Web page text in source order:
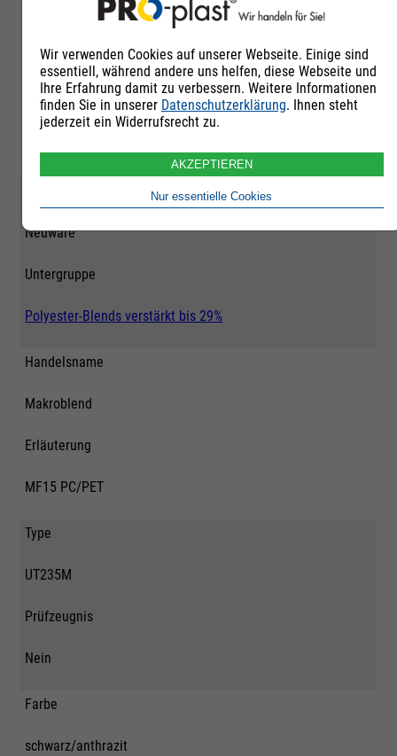
Artikelnummer
258429
Rohstoffgruppe
Neuware
Untergruppe
Polyester-Blends verstärkt bis 29%
Handelsname
Makroblend
Erläuterung
MF15 PC/PET
Type
UT235M
Prüfzeugnis
Nein
Farbe
schwarz/anthrazit
Wir verwenden Cookies auf unserer Webseite. Einige sind
essentiell, während andere uns helfen, diese Webseite und
Ihre Erfahrung damit zu verbessern. Weitere Informationen
finden Sie in unserer Datenschutzerklärung. Ihnen steht
jederzeit ein Widerrufsrecht zu.
AKZEPTIEREN
Nur essentielle Cookies